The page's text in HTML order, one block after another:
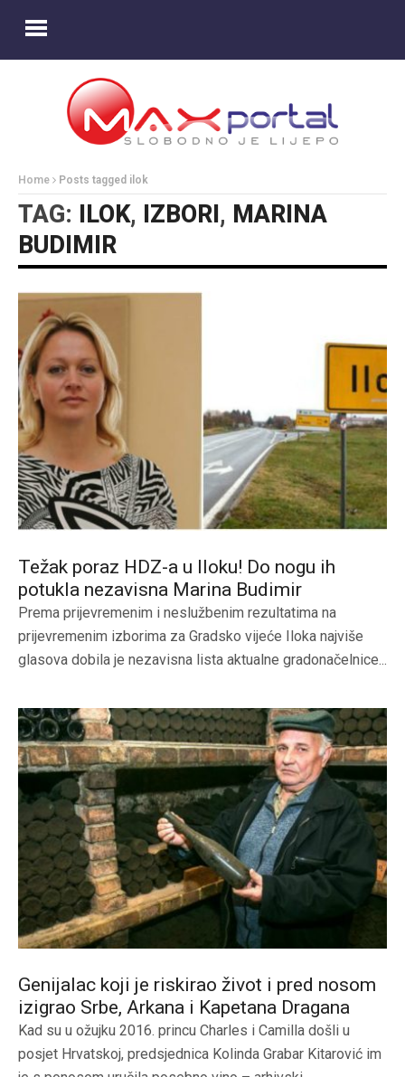
Home Posts tagged ilok
TAG: ILOK, IZBORI , MARINA
BUDIMIR
Težak poraz HDZ-a u Iloku! Do nogu ih
potukla nezavisna Marina Budimir
Prema prijevremenim i neslužbenim rezultatima na
prijevremenim izborima za Gradsko vijeće Iloka najviše
glasova dobila je nezavisna lista aktualne gradonačelnice...
Genijalac koji je riskirao život i pred nosom
izigrao Srbe, Arkana i Kapetana Dragana
Kad su u ožujku 2016. princu Charles i Camilla došli u
posjet Hrvatskoj, predsjednica Kolinda Grabar Kitarović im